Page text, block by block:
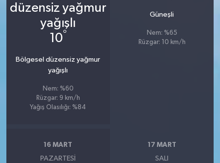
10°
Bölgesel düzensiz yağmur
yağışlı
Nem: %60
Rüzgar: 9 km/h
Yağış Olasılığı: %84
Güneşli
Nem: %65
Rüzgar: 10 km/h
16 MART
PAZARTESI
17 MART
SALI